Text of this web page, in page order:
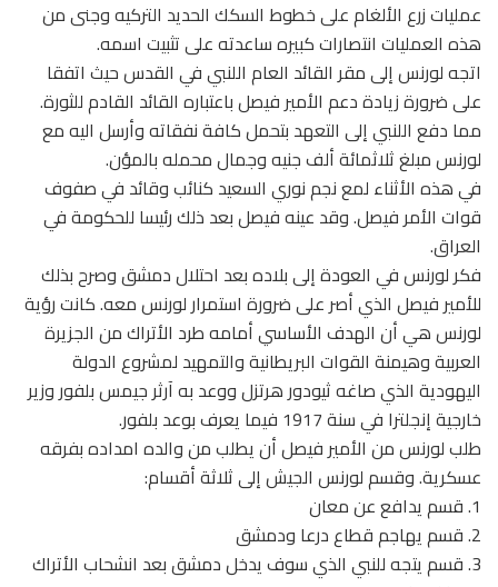
عمليات زرع الألغام على خطوط السكك الحديد التركيه وجنى من
هذه العمليات انتصارات كبيره ساعدته على تثبيت اسمه.
اتجه لورنس إلى مقر القائد العام اللنبي في القدس حيث اتفقا
على ضرورة زيادة دعم الأمير فيصل باعتباره القائد القادم للثورة.
مما دفع اللنبي إلى التعهد بتحمل كافة نفقاته وأرسل اليه مع
لورنس مبلغ ثلاثمائة ألف جنيه وجمال محمله بالمؤن.
في هذه الأثناء لمع نجم نوري السعيد كنائب وقائد في صفوف
قوات الأمر فيصل. وقد عينه فيصل بعد ذلك رئيسا للحكومة في
العراق.
فكر لورنس في العودة إلى بلاده بعد احتلال دمشق وصرح بذلك
للأمير فيصل الذي أصر على ضرورة استمرار لورنس معه. كانت رؤية
لورنس هي أن الهدف الأساسي أمامه طرد الأتراك من الجزيرة
العربية وهيمنة القوات البريطانية والتمهيد لمشروع الدولة
اليهودية الذي صاغه ثيودور هرتزل ووعد به آرثر جيمس بلفور وزير
خارجية إنجلترا في سنة 1917 فيما يعرف بوعد بلفور.
طلب لورنس من الأمير فيصل أن يطلب من والده امداده بفرقه
عسكرية. وقسم لورنس الجيش إلى ثلاثة أقسام:
1. قسم يدافع عن معان
2. قسم يهاجم قطاع درعا ودمشق
3. قسم يتجه للنبي الذي سوف يدخل دمشق بعد انشحاب الأتراك